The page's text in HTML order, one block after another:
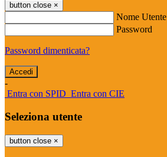
button close ×
Nome Utente
Password
Password dimenticata?
-
Entra con SPID Entra con CIE
Seleziona utente
button close ×